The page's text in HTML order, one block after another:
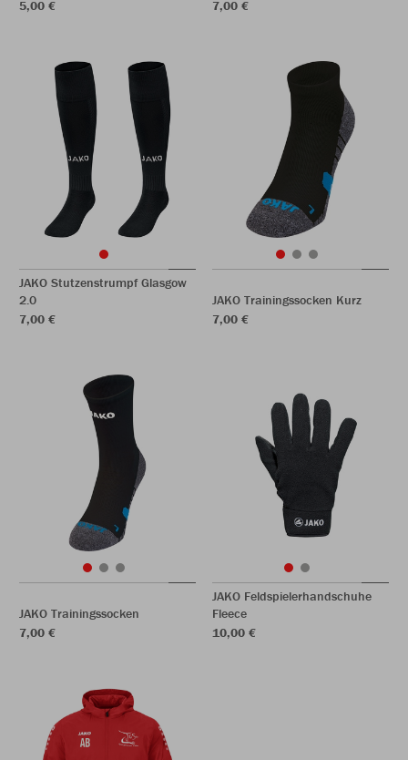
5,00 €
7,00 €
JAKO Stutzenstrumpf Glasgow
2.0
7,00 €
JAKO Trainingssocken Kurz
7,00 €
JAKO Trainingssocken
7,00 €
JAKO Feldspielerhandschuhe
Fleece
10,00 €